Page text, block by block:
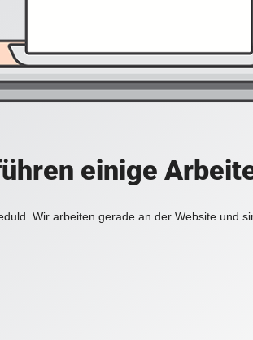
einige
Wir arbeiten gerade an der Website und